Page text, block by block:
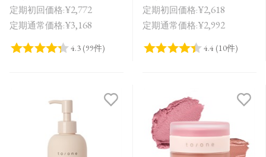
定期初回価格:¥2,772
定期通常価格:¥3,168
定期初回価格:¥2,618
定期通常価格:¥2,992